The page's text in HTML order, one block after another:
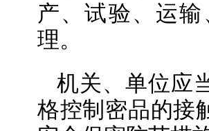
产、试验、运
理。
机关、单位应
格控制密品的接